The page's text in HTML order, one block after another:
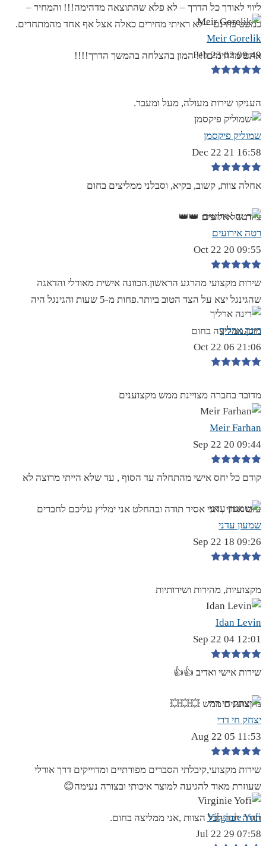
ליווי לאורך כל הדרך – לא פלא שהתוצאה מדהימה!!! והמחיר –
כמעט בחינם – לא ראיתי מחירים כאלה אצל אף אחד מהמתחרים.
אתם מדהימים!!! המון בהצלחה בהמשך הדרך!!!!
Meir Gorelik
09:49 02 Feb 23
העניקו שירות מעולה, מעל ומעבר.
שמוליק פיקסמן
16:58 21 Dec 22
אחלה צוות, קשוב, בקיא, וסבלני ממליצים בחום
צוות של אלופים 👑👑
רטה אירועים
09:55 20 Oct 22
שירות מקצועי מהרגע הראשון.הכוונה אישית מאורלי והדאגה
שהגינגל יצא על הצד הטוב ביותר.פחות מ-5 שעות והגינגל היה
מוכן.ממליצה בחום
רינה ארליך
21:06 06 Oct 22
מדובר בחברה מצויינת ממש מקצוענים
Meir Farhan
09:44 20 Sep 22
קודם כל יחס אישי מהתחלה עד הסוף , עד שלא הייתי מרוצה לא
עזבו אותי , אני אסיר תודה ובהחלט אני ימליץ עליכם לחברים
שמעון עדני
09:26 18 Sep 22
מקצועיות, מהירות ושירותיות
Idan Levin
12:01 04 Sep 22
שירות אישי ואדיב 👍👍
מקצוענים ממש 💥💥💥
יצחק חי דרי
11:53 05 Aug 22
שירות מקצועי,קיבלתי הסברים מפורתיים ומדוייקים דרך אורלי
שעוזרת מאוד להגיעה למוצר איכותי ובצורה נעימה😊
תודה רבה לכל הצוות ,אני ממליצה בחום.
Virginie Yofi
07:58 29 Jul 22